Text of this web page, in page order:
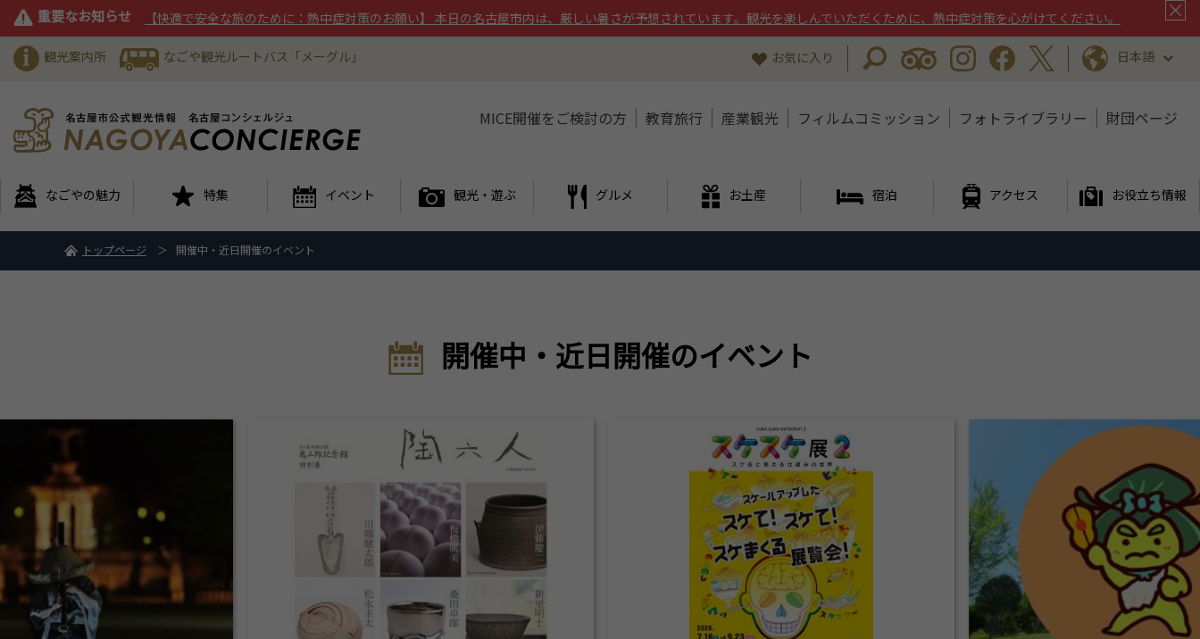
重要なお知らせ 【快適で安全な旅のために：熱中症対策のお願い】 本日の名古屋市内は、厳しい暑さが予想されています。観光を楽しんでいただくために、熱中症対策を心がけてください。
観光案内所 なごや観光ルートバス「メーグル」 お気に入り 日本語
MICE開催をご検討の方 教育旅行 産業観光 フィルムコミッション フォトライブラリー 財団ページ
なごやの魅力 特集 イベント 観光・遊ぶ グルメ お土産 宿泊 アクセス お役立ち情報
トップページ 開催中・近日開催のイベント
開催中・近日開催のイベント